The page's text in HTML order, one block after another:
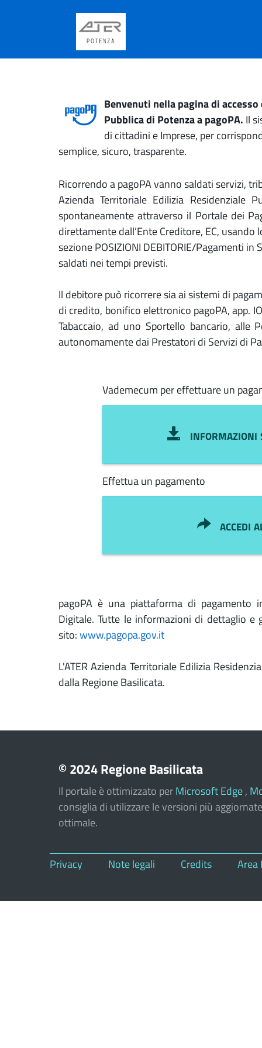
Benvenuti nella pagina di accesso
Pubblica di Potenzaa pagoPA. Il
di cittadini e Imprese, per
semplice, sicuro, trasparente.
Ricorrendo a pagoPA vanno saldati servizi,
Azienda Territoriale Edilizia Residenziale
spontaneamente attraverso il Portale dei
direttamente dall’Ente Creditore, EC,
sezione POSIZIONI DEBITORIE/Pagamenti
saldati nei tempi previsti.
Il debitore può ricorrere sia ai sistemi di
di credito, bonifico elettronico pagoPA, app.
Tabaccaio, ad uno Sportello bancario,
autonomamente dai Prestatori di Servizi di
Vademecum per effettuare un
informazioni
Effettua un pagamento
accedi
pagoPA è una piattaforma di pagamento
Digitale. Tutte le informazioni di dettaglio
sito:www.pagopa.gov.it
L'ATER Azienda Territoriale Edilizia
dalla Regione Basilicata.
© 2024 Regione Basilicata
Il portale è ottimizzato perMicrosoft Edge,
consiglia di utilizzare le versioni più
ottimale.
Privacy Note legali Credits Area